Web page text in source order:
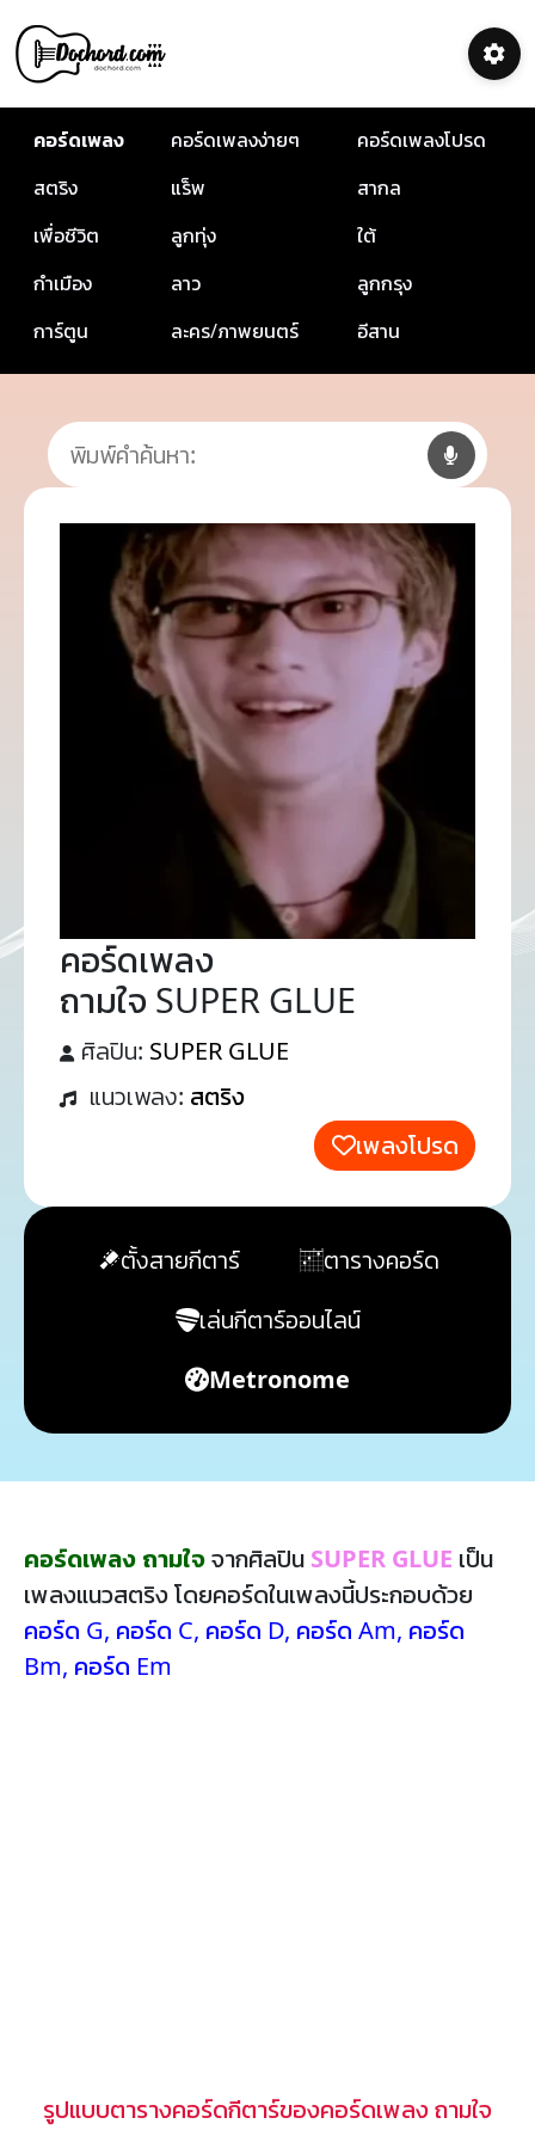
คอร์ดเพลง คอร์ดเพลงง่ายๆ
คอร์ดเพลงโปรด
สตริง
แร็พ
สากล
เพื่อชีวิต
ลูกทุ่ง
ใต้
กำเมือง
ลาว
ลูกกรุง
การ์ตูน
ละคร/ภาพยนตร์ อีสาน
คอร์ดเพลง
ถามใจ SUPER GLUE
ศิลปิน: SUPER GLUE
แนวเพลง: สตริง
เพลงโปรด
ตั้งสายกีตาร์
ตารางคอร์ด
เล่นกีตาร์ออนไลน์
Metronome
คอร์ดเพลง ถามใจจากศิลปิน SUPER GLUE เป็น
เพลงแนวสตริง โดยคอร์ดในเพลงนี้ประกอบด้วย
คอร์ด G, คอร์ด C, คอร์ด D, คอร์ด Am, คอร์ด
Bm, คอร์ด Em
รูปแบบตารางคอร์ดกีตาร์ของคอร์ดเพลง ถามใจ